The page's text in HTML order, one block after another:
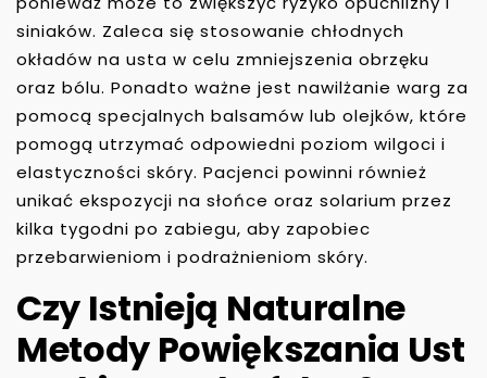
siniaków. Zaleca się stosowanie chłodnych
okładów na usta w celu zmniejszenia obrzęku
oraz bólu. Ponadto ważne jest nawilżanie warg za
pomocą specjalnych balsamów lub olejków, które
pomogą utrzymać odpowiedni poziom wilgoci i
elastyczności skóry. Pacjenci powinni również
unikać ekspozycji na słońce oraz solarium przez
kilka tygodni po zabiegu, aby zapobiec
przebarwieniom i podrażnieniom skóry.
Czy Istnieją Naturalne
Metody Powiększania Ust